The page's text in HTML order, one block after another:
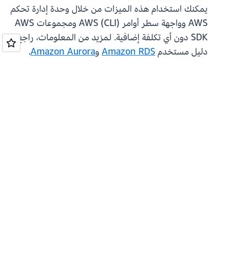
يمكنك استخدام هذه الميزات من خلال وحدة إدارة تحكم
AWS وواجهة سطر أوامر AWS (CLI) ومجموعات AWS
SDK دون أي تكلفة إضافية. لمزيد من المعلومات، راجع
دليل مستخدمAmazon RDSوAmazon Aurora
.